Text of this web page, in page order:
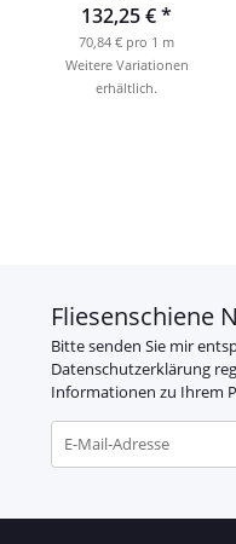
132,25 €*
70,84 € pro 1 m
Weitere Variationen
erhältlich.
Fliesenschiene
Bitte senden Sie mir
Datenschutzerklärung
Informationen zu Ihrem